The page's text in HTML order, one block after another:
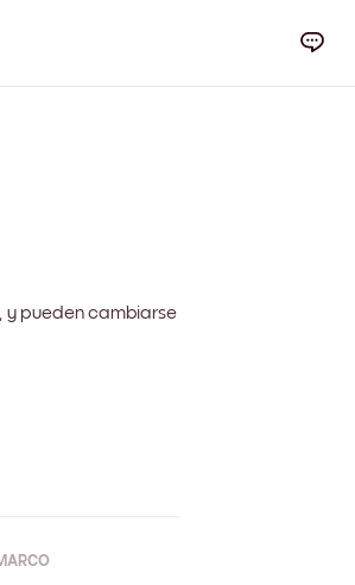
y pueden cambiarse